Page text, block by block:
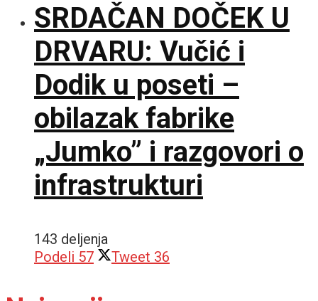
SRDAČAN DOČEK U
DRVARU: Vučić i
Dodik u poseti –
obilazak fabrike
„Jumko” i razgovori o
infrastrukturi
143 deljenja
Podeli 57 Tweet 36